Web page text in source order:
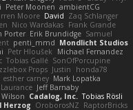
Peter Moonen ambientCG
Moore David Zaq Schlanger
Nico Wardakas Frank Grande
Porter Erik Brundidge Samuel
penti_mmd Mondlicht Studios
Petr Hloušek
Michael Fernandez
Tobias Gallé SonOfPorcupine
Props Justin
honda78
esther carney Mark Lopatka
Laurance Jeff Barnaby
Cadalog, Inc. Tobias Rösli
Herzog OroborosNZ RaptorBricks